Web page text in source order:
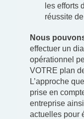
les efforts
réussite
Nous
effectuer un
opérationnel
VOTRE plan
L’approche
prise en
entreprise
actuelles pour